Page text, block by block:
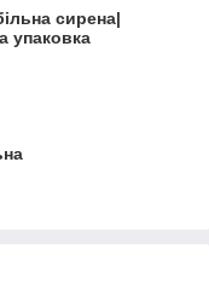
сирена|
упаковка